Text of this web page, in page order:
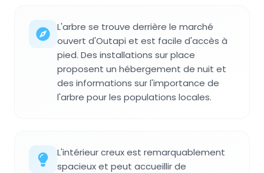
L'arbre se trouve derrière le marché
ouvert d'Outapi et est facile d'accès à
pied. Des installations sur place
proposent un hébergement de nuit et
des informations sur l'importance de
l'arbre pour les populations locales.
L'intérieur creux est remarquablement
spacieux et peut accueillir de